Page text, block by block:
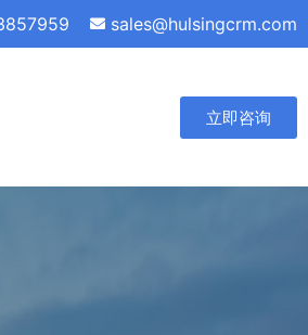
sales@hulsingcrm.com
立即咨询